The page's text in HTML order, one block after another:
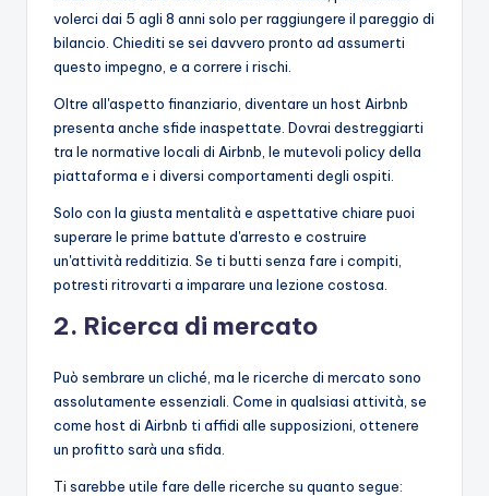
volerci dai 5 agli 8 anni solo per raggiungere il pareggio di
bilancio. Chiediti se sei davvero pronto ad assumerti
questo impegno, e a correre i rischi.
Oltre all'aspetto finanziario, diventare un host Airbnb
presenta anche sfide inaspettate. Dovrai destreggiarti
tra le normative locali di Airbnb, le mutevoli policy della
piattaforma e i diversi comportamenti degli ospiti.
Solo con la giusta mentalità e aspettative chiare puoi
superare le prime battute d'arresto e costruire
un'attività redditizia. Se ti butti senza fare i compiti,
potresti ritrovarti a imparare una lezione costosa.
2. Ricerca di mercato
Può sembrare un cliché, ma le ricerche di mercato sono
assolutamente essenziali. Come in qualsiasi attività, se
come host di Airbnb ti affidi alle supposizioni, ottenere
un profitto sarà una sfida.
Ti sarebbe utile fare delle ricerche su quanto segue: